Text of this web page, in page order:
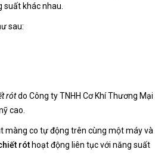
khác nhau.
sau:
rótdo Công ty TNHH Cơ Khí Thương Mại
cao.
màng co tự động trên cùng một máy và
róthoạt động liên tục với năng suất